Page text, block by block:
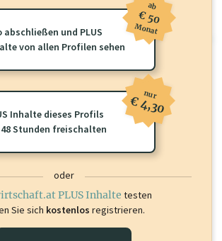
einsehen können. Schalten Sie dieses Profil frei
ein um diese Inhalte zu sehen.
abschließen und PLUS
von allen Profilen sehen
ab
€ 50
Monat
Inhalte dieses Profils
Stunden freischalten
nur
€ 4,30
oder
PLUS Inhalte testen
Sie sich kostenlos registrieren.